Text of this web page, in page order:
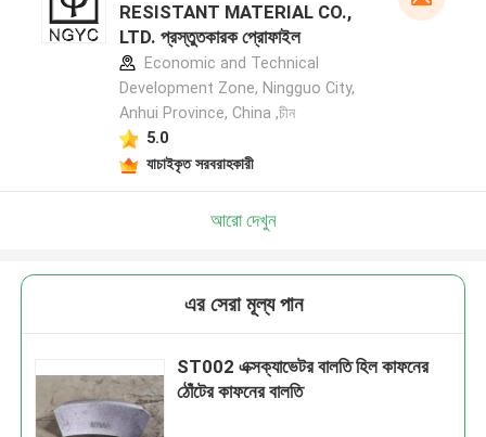
RESISTANT MATERIAL CO.,
LTD. প্রস্তুতকারক প্রোফাইল
Economic and Technical
Development Zone, Ningguo City,
Anhui Province, China ,চীন
5.0
যাচাইকৃত সরবরাহকারী
আরো দেখুন
এর সেরা মূল্য পান
ST002 এক্সক্যাভেটর বালতি হিল কাফনের
ঠোঁটের কাফনের বালতি